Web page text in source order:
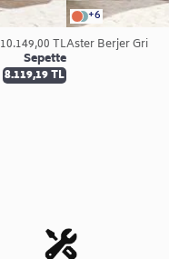
10.149,00 TL
Sepette
8.119,19 TL
+6
Aster Berjer Gri